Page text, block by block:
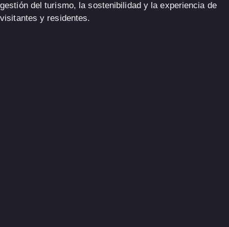
gestión del turismo, la sostenibilidad y la experiencia de
visitantes y residentes.